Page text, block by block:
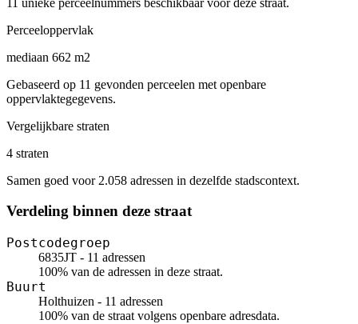
Perceeloppervlak
mediaan 662 m2
Gebaseerd op 11 gevonden perceelen met openbare
oppervlaktegegevens.
Vergelijkbare straten
4 straten
Samen goed voor 2.058 adressen in dezelfde stadscontext.
Verdeling binnen deze straat
Postcodegroep
6835JT - 11 adressen
100% van de adressen in deze straat.
Buurt
Holthuizen - 11 adressen
100% van de straat volgens openbare adresdata.